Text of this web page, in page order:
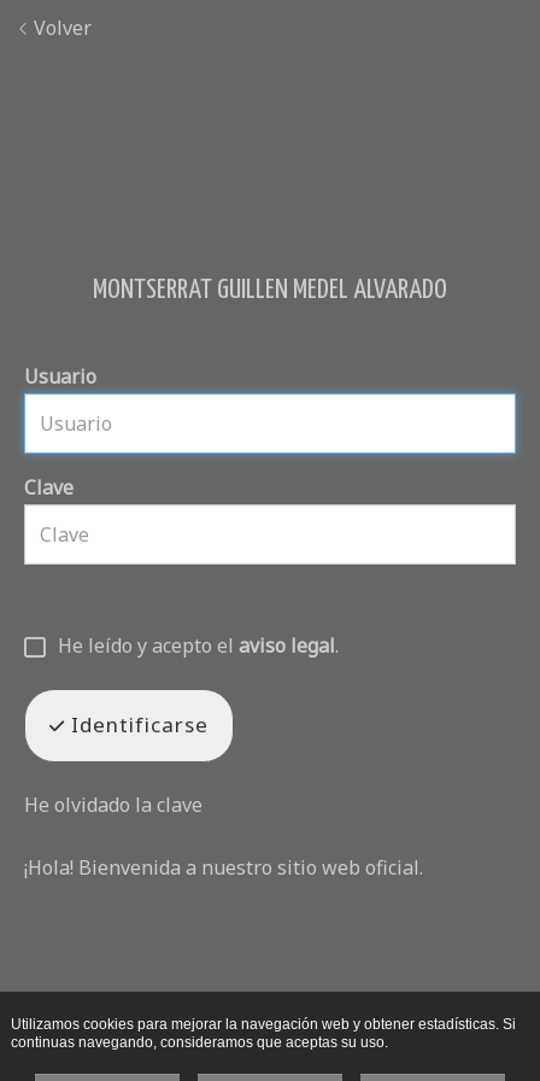
Volver
MONTSERRAT GUILLEN MEDEL ALVARADO
Usuario
Clave
He leído y acepto el aviso legal.
Identificarse
He olvidado la clave
¡Hola! Bienvenida a nuestro sitio web oficial.
Utilizamos cookies para mejorar la navegación web y obtener estadísticas. Si
continuas navegando, consideramos que aceptas su uso.